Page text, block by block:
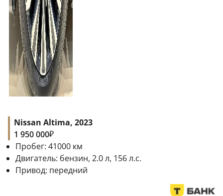
Nissan Altima, 2023
1 950 000₽
Пробег: 41000 км
Двигатель: бензин, 2.0 л, 156 л.с.
Привод: передний